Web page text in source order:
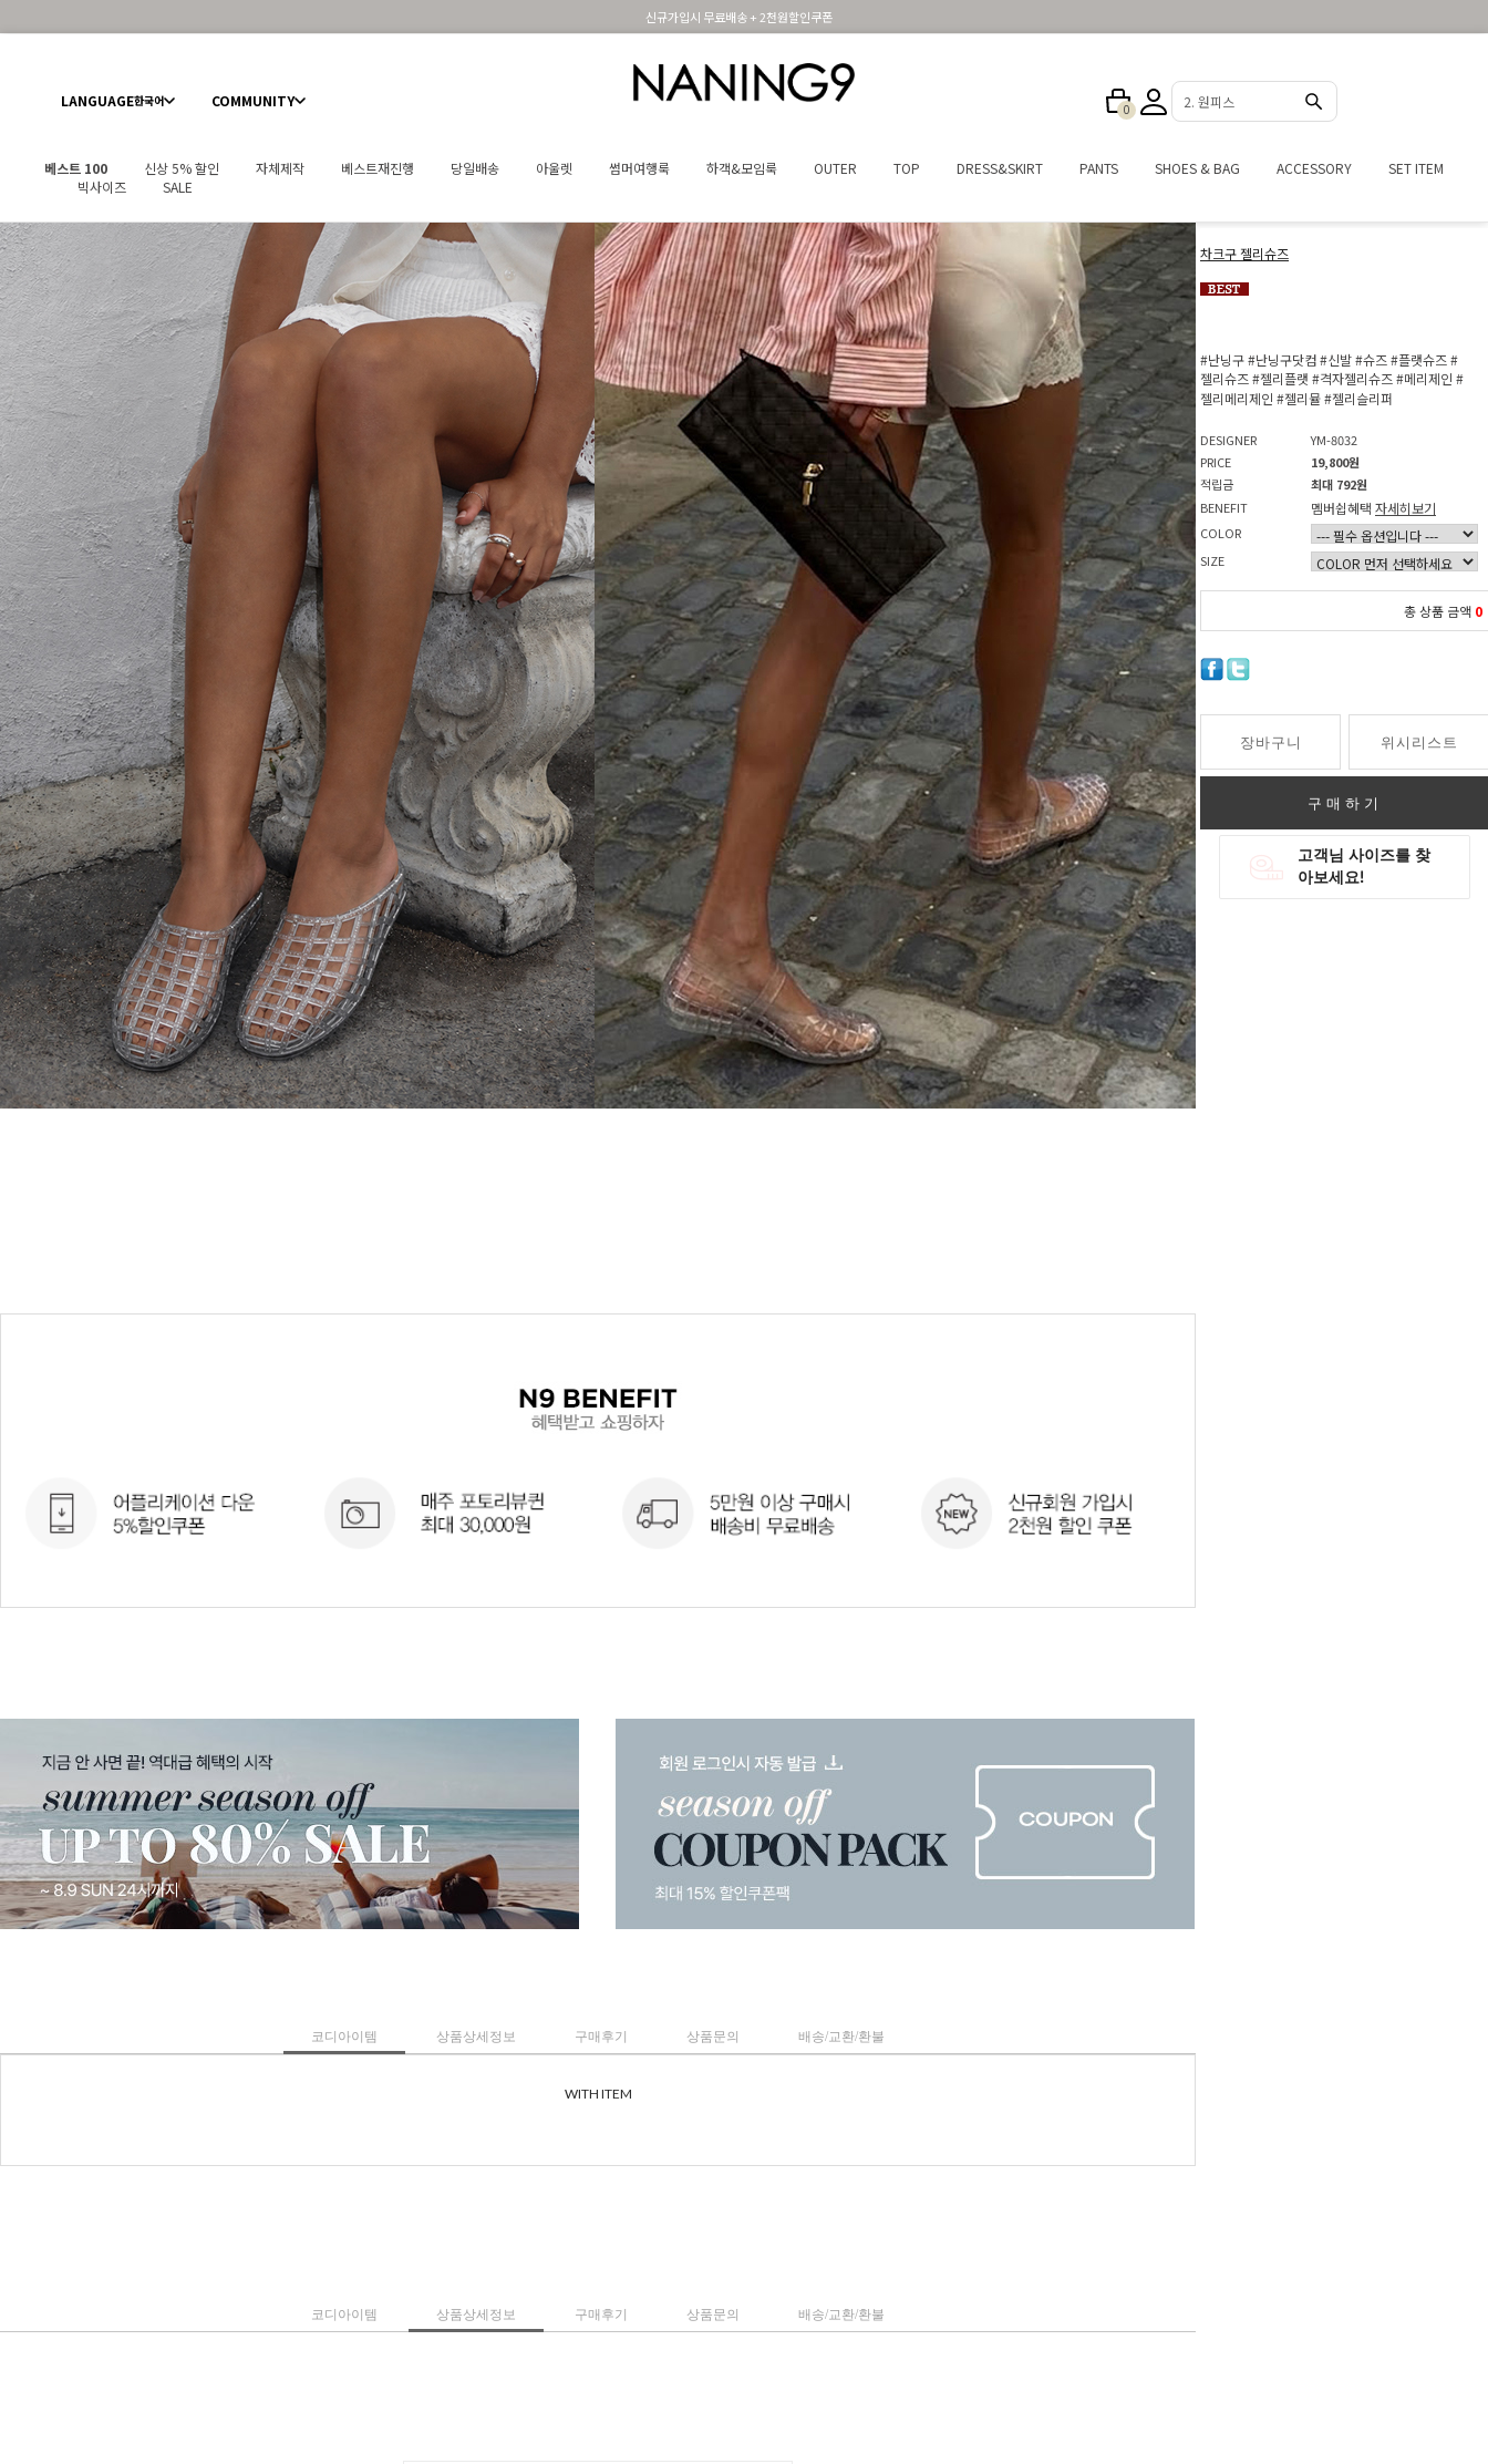
휴면 해제시 무료배송쿠폰
LANGUAGE한국어 COMMUNITY 0 3. 반바지
베스트 100 신상 5% 할인 자체제작 베스트재진행 당일배송 아울렛 썸머여행룩 하객&모임룩 OUTER TOP DRESS&SKIRT PANTS SHOES & BAG ACCESSORY
SET ITEM
빅사이즈
SALE
차크구 젤리슈즈
#난닝구#난닝구닷컴#신발#슈즈#플랫슈즈#
젤리슈즈#젤리플랫 #격자젤리슈즈#메리제인 #
젤리메리제인 #젤리뮬#젤리슬리퍼
DESIGNER
YM-8032
PRICE
19,800원
적립금
최대 792원
BENEFIT
멤버쉽혜택 자세히보기
COLOR
SIZE
총 상품 금액 0
장바구니 위시리스트
구매하기
코디아이템 상품상세정보 구매후기 상품문의 배송/교환/환불
WITH ITEM
코디아이템 상품상세정보 구매후기 상품문의 배송/교환/환불